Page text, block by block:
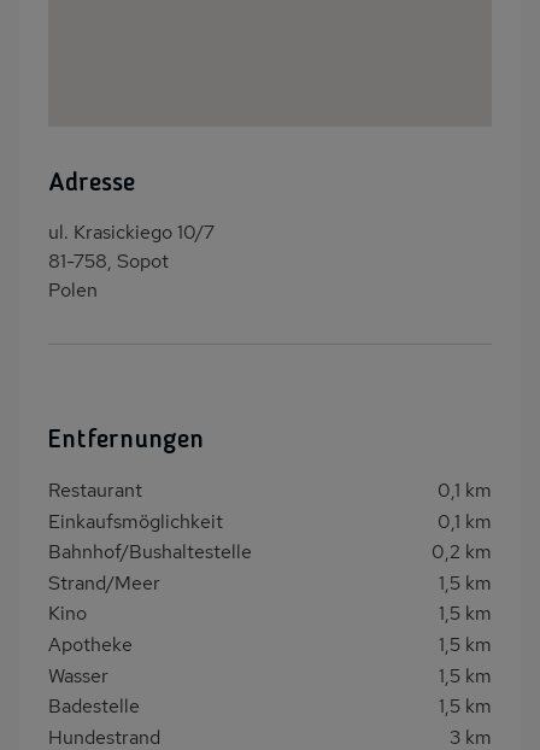
Adresse
ul. Krasickiego 10/7
81-758, Sopot
Polen
Entfernungen
Restaurant
0,1 km
Einkaufsmöglichkeit
0,1 km
Bahnhof/Bushaltestelle
0,2 km
Strand/Meer
1,5 km
Kino
1,5 km
Apotheke
1,5 km
Wasser
1,5 km
Badestelle
1,5 km
Hundestrand
3 km